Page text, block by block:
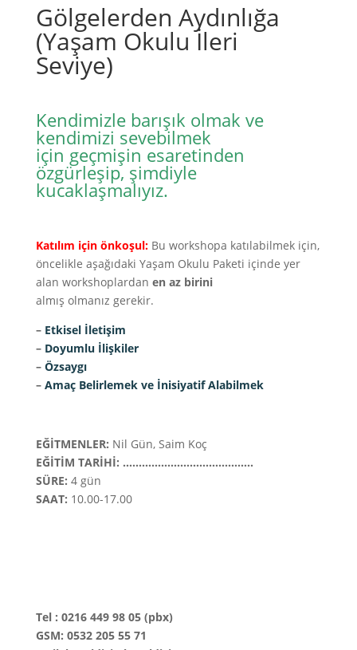
Gölgelerden Aydınlığa
(Yaşam Okulu İleri
Seviye)
Kendimizle barışık olmak ve
kendimizi sevebilmek
için geçmişin esaretinden
özgürleşip, şimdiyle
kucaklaşmalıyız.
Katılım için önkoşul:Bu workshopa katılabilmek için,
öncelikle aşağıdaki Yaşam Okulu Paketi içinde yer
alan workshoplardan en az birini
almış olmanız gerekir.
– Etkisel İletişim
–Doyumlu İlişkiler
– Özsaygı
– Amaç Belirlemek ve İnisiyatif Alabilmek
EĞİTMENLER: Nil Gün, Saim Koç
EĞİTİM TARİHİ: …………………………………..
SÜRE: 4 gün
SAAT: 10.00-17.00
Tel : 0216 449 98 05 (pbx)
GSM: 0532 205 55 71